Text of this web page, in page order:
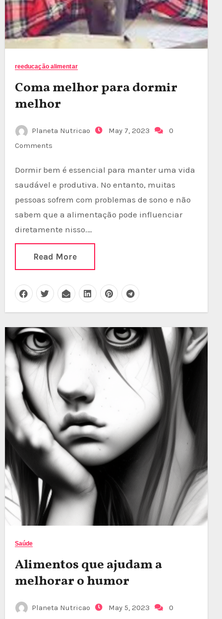
reeducação alimentar
Coma melhor para dormir
melhor
Planeta Nutricao May 7, 2023
0
Comments
Dormir bem é essencial para manter uma vida
saudável e produtiva. No entanto, muitas
pessoas sofrem com problemas de sono e não
sabem que a alimentação pode influenciar
diretamente nisso.…
Read More
Saúde
Alimentos que ajudam a
melhorar o humor
Planeta Nutricao May 5, 2023
0